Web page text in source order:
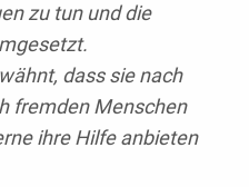
zu tun und die
dass sie nach
fremden Menschen
ihre Hilfe anbieten